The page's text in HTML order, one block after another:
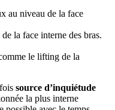
au niveau de la face
la face interne des bras.
le lifting de la
source d’inquiétude
la plus interne